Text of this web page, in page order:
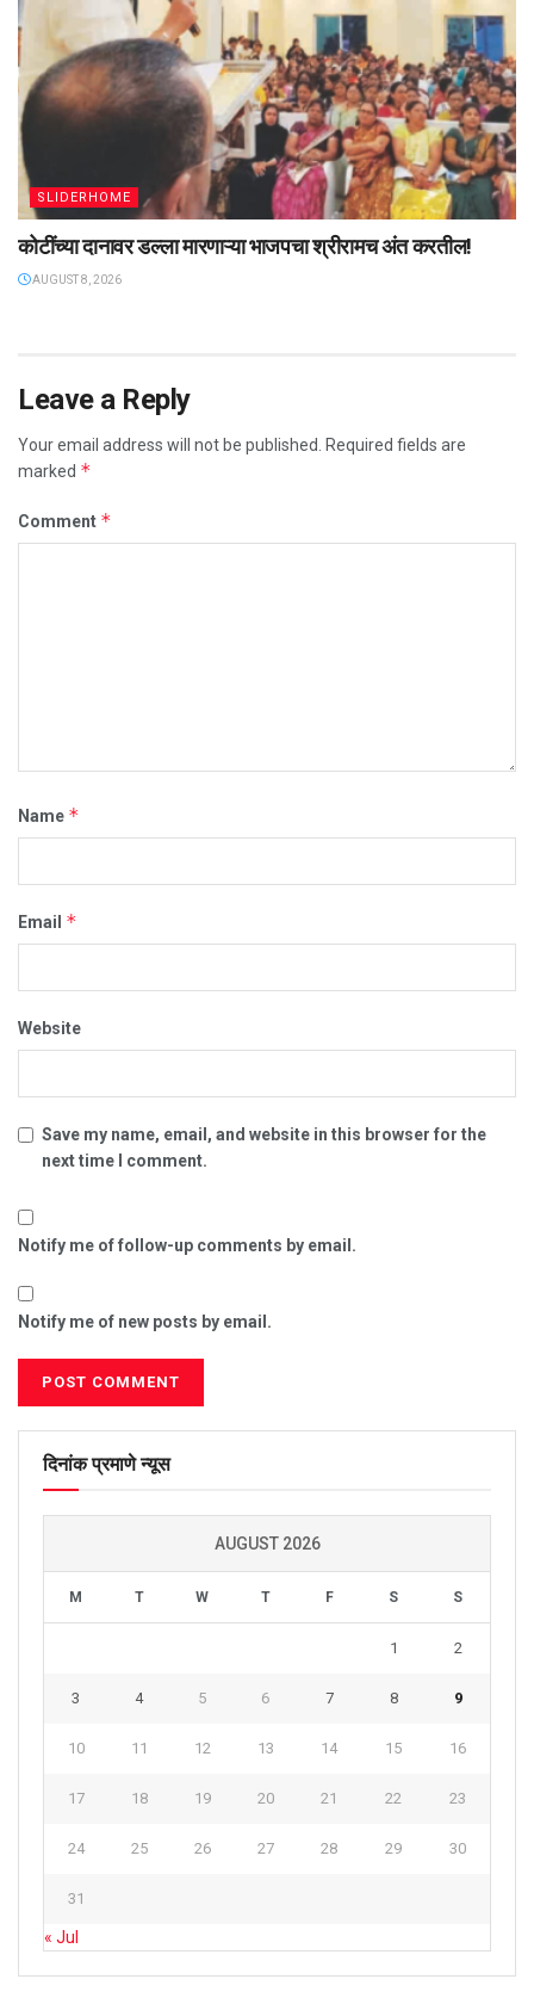
SLIDERHOME
कोटींच्या दानावर डल्ला मारणाऱ्या भाजपचा श्रीरामच अंत करतील!
AUGUST 8, 2026
Leave a Reply
Your email address will not be published.
Required fields are
marked *
Comment *
Name *
Email *
Website
Save my name, email, and website in this browser for the
next time I comment.
Notify me of follow-up comments by email.
Notify me of new posts by email.
दिनांक प्रमाणे न्यूस
AUGUST 2026
M T W T F S S
1 2
3 4 5 6 7 8 9
10 11 12 13 14 15 16
17 18 19 20 21 22 23
24 25 26 27 28 29 30
31
« Jul